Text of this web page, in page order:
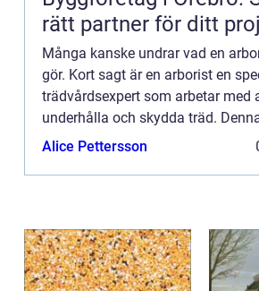
rätt partner för ditt
Många kanske undrar vad en
gör. Kort sagt är en arborist en
trädvårdsexpert som arbetar med
underhålla och skydda träd.
är inte bara vik...
Alice Pettersson